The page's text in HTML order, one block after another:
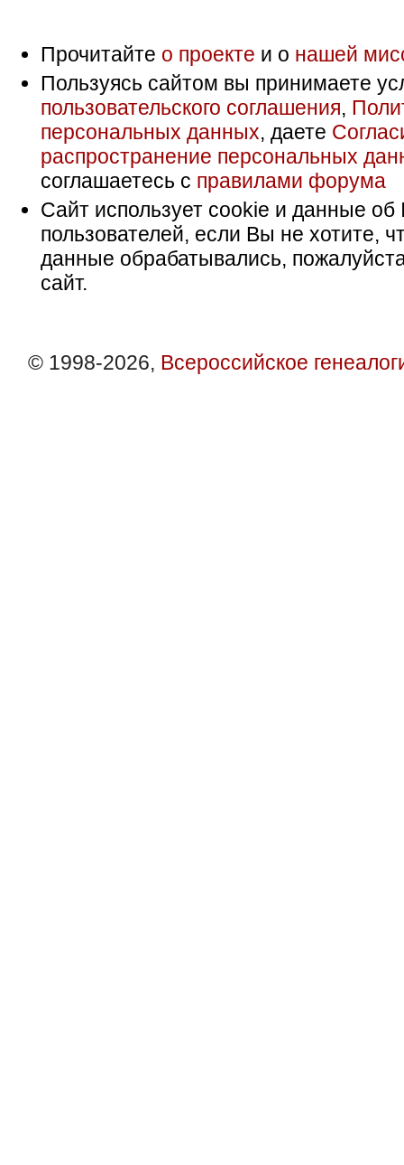
Прочитайте о проекте и о нашей
Пользуясь сайтом вы принимаете
пользовательского соглашения,
персональных данных, даете
распространение персональных
соглашаетесь с правилами форума
Сайт использует cookie и данные об
пользователей, если Вы не хотите,
данные обрабатывались,
сайт.
© 1998-2026, Всероссийское